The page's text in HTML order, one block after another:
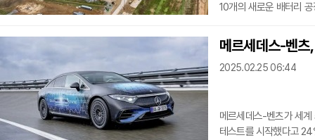
10개의 새로운 배터리
주도하고 있지만, 북미
10개의 새로운 공장이
이러한 변화는 최근 미
메르세데스-벤츠,
2025.02.25 06:44
메르세데스-벤츠가 세
테스트를 시작했다고